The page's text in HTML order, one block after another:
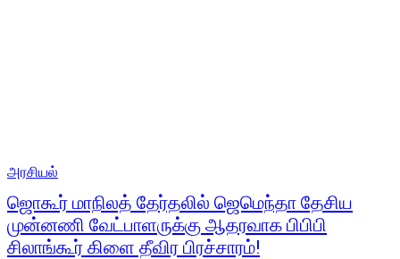
அரசியல்
ஜொகூர் மாநிலத் தேர்தலில் ஜெமெந்தா தேசிய
முன்னணி வேட்பாளருக்கு ஆதரவாக பிபிபி
சிலாங்கூர் கிளை தீவிர பிரச்சாரம்!